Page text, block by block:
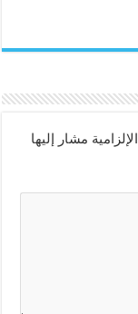
مشار إليها